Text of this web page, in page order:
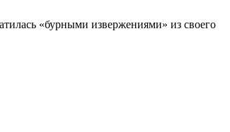
«бурными извержениями» из своего